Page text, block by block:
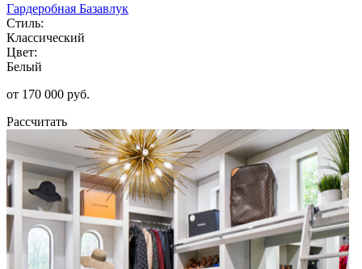
Гардеробная Базавлук
Стиль:
Классический
Цвет:
Белый
от 170 000 руб.
Рассчитать